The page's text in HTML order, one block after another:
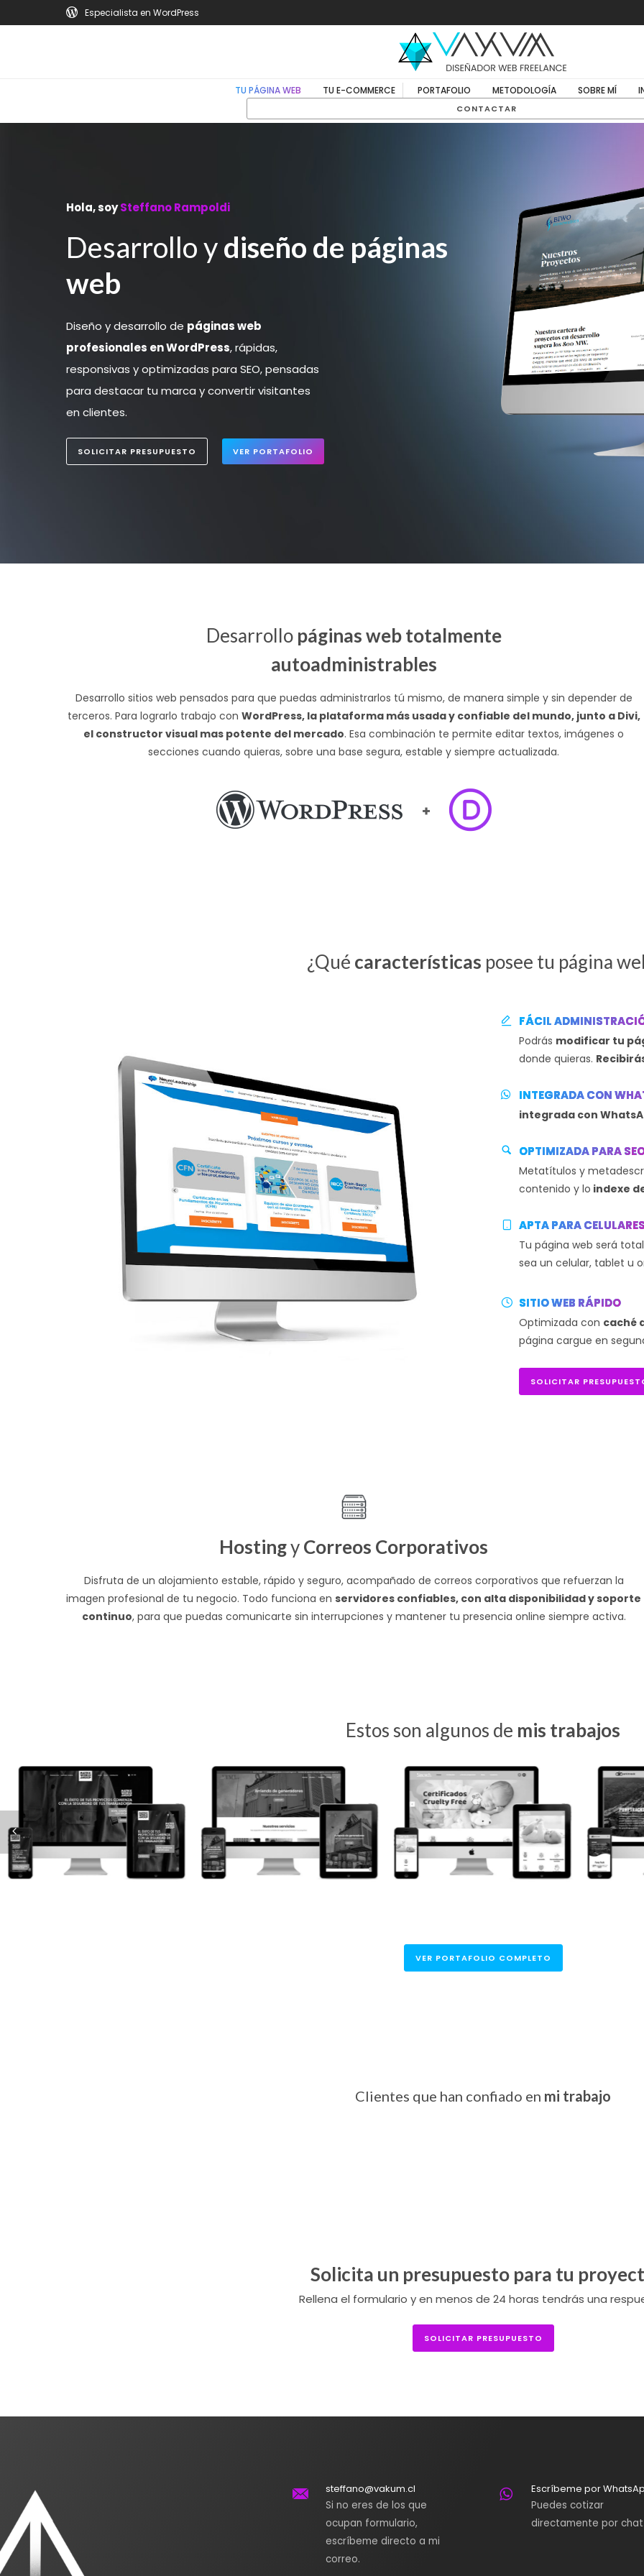
Especialista en WordPress
TU PÁGINA WEB TU E-COMMERCE PORTAFOLIO METODOLOGÍA SOBRE MÍ
CONTACTAR
Hola, soySteffano Rampoldi
Desarrollo ydiseño de páginas
web
Diseño y desarrollo de páginas web
profesionales en WordPress, rápidas,
responsivas y optimizadas para SEO, pensadas
para destacar tu marca y convertir visitantes
en clientes.
SOLICITAR PRESUPUESTO VER PORTAFOLIO
Desarrollo páginas web totalmente
autoadministrables
Desarrollo sitios web pensados para que puedas administrarlos tú mismo, de manera simple y sin depender de
terceros. Para lograrlo trabajo con WordPress, la plataforma más usada y confiable del mundo, junto a Divi,
el constructor visual mas potente del mercado. Esa combinación te permite editar textos, imágenes o
secciones cuando quieras, sobre una base segura, estable y siempre actualizada.
¿Qué características posee tu página
FÁCIL
Podrás modificar tu
donde quieras.
INTEGRADA CON
integrada con
OPTIMIZADA PARA
Metatítulos y
contenido y lo indexe
APTA PARA
Tu página web será
sea un celular, tablet u
SITIO WEB RÁPIDO
Optimizada con caché
página cargue en
SOLICITAR
HostingyCorreos Corporativos
Disfruta de un alojamiento estable, rápido y seguro, acompañado de correos corporativos que refuerzan la
imagen profesional de tu negocio. Todo funciona en servidores confiables, con alta disponibilidad y soporte
continuo, para que puedas comunicarte sin interrupciones y mantener tu presencia online siempre activa.
Estos son algunos de mis trabajos
VER PORTAFOLIO COMPLETO
Clientes que han confiado en mi trabajo
Solicita un presupuesto para tu
Rellena el formulario y en menos de 24 horas tendrás una
SOLICITAR PRESUPUESTO
steffano@vakum.cl
Si no eres de los que
ocupan formulario,
escríbeme directo a mi
correo.
Escríbeme por
Puedes cotizar
directamente por